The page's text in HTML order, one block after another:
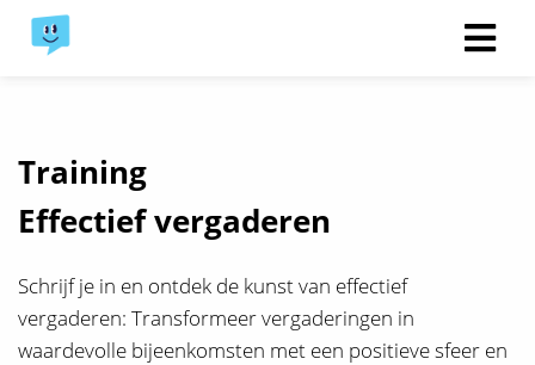
Training
Effectief vergaderen
Schrijf je in en ontdek de kunst van effectief
vergaderen: Transformeer vergaderingen in
waardevolle bijeenkomsten met een positieve sfeer en